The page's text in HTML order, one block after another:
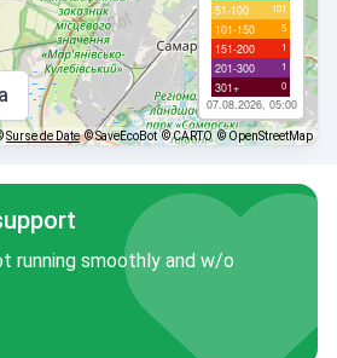
51-100 101
101-150 5
151-200 1
201-300 1
301+ 0
07.08.2026, 05:00
Surse de Date © SaveEcoBot © CARTO © OpenStreetMap
running smoothly and w/o